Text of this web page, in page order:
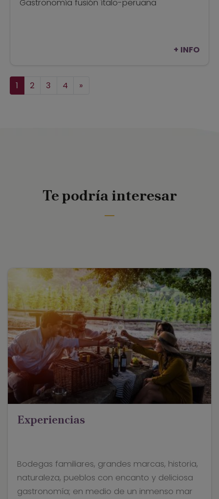
Gastronomía fusión ítalo-peruana
+ INFO
1 2 3 4 »
Te podría interesar
Experiencias
Bodegas familiares, grandes marcas, historia,
naturaleza, pueblos con encanto y deliciosa
gastronomía; en medio de un inmenso mar